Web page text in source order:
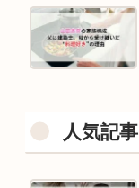
人気記事